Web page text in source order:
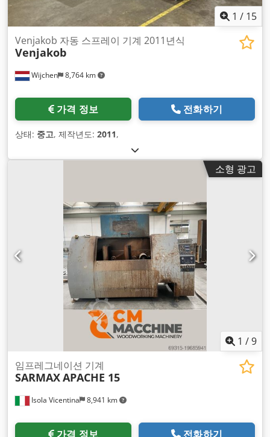
1 / 15
Wijchen 8,764 km
Venjakob 자동 스프레이 기계 2011년식
Venjakob
가격 정보 전화하기
상태: 중고, 제작년도: 2011,
소형 광고
1 /9
Isola Vicentina 8,941 km
임프레그네이션 기계
SARMAXAPACHE 15
가격 정보 전화하기